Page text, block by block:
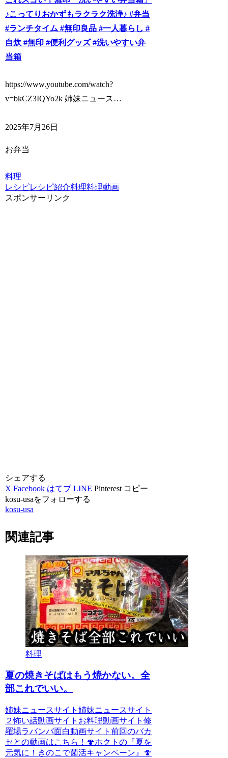
♪こってりおかずもラクラク洗浄♪ #弁当
#ランチタイム #無印良品 #一人暮らし #
自炊 #無印 #便利グッズ #洗いやすい弁
当箱
https://www.youtube.com/watch?
v=bkCZ3IQYo2k 姉妹ニュース…
2025年7月26日
お弁当
料理
レシピレシピ紹介料理料理動画
スポンサーリンク
シェアする
X Facebook はてブ LINE Pinterest コピー
kosu-usaをフォローする
kosu-usa
関連記事
料理
夏の焼きそばはもう焼かない。全
部これでいい。
姉妹ニュースサイト姉妹ニュースサイト
２怖い話動画サイトお料理動画サイト修
羅場ラバンバ面白動画サイト前回のバカ
セとの動画はこちら！🍄ホクトの『夏を
元気に！きのこで菌活キャンペーン』🍄